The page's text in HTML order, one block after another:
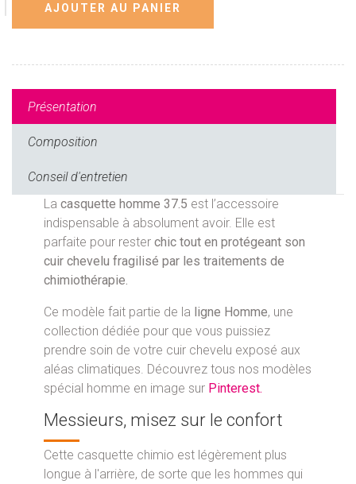
AJOUTER AU PANIER
Présentation
Composition
Conseil d'entretien
La casquette homme 37.5 est l’accessoire
indispensable à absolument avoir. Elle est
parfaite pour rester chic tout en protégeant son
cuir chevelu fragilisé par les traitements de
chimiothérapie.
Ce modèle fait partie de la ligne Homme, une
collection dédiée pour que vous puissiez
prendre soin de votre cuir chevelu exposé aux
aléas climatiques. Découvrez tous nos modèles
spécial homme en image sur Pinterest.
Messieurs, misez sur le confort
Cette casquette chimio est légèrement plus
longue à l'arrière, de sorte que les hommes qui